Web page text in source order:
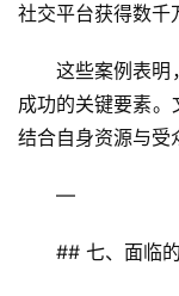
社交平台获得数千
这些案例表
成功的关键要素
结合自身资源与受
—
## 七、面临